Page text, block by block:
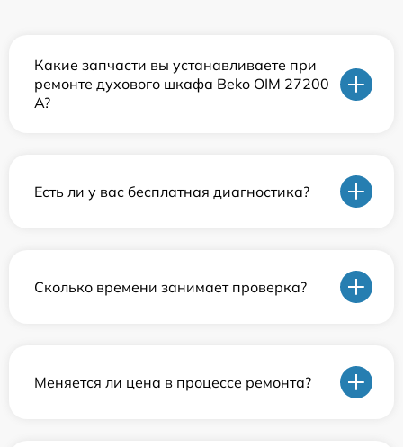
Какие запчасти вы устанавливаете при
ремонте духового шкафа Beko OIM 27200
A?
Есть ли у вас бесплатная диагностика?
Сколько времени занимает проверка?
Меняется ли цена в процессе ремонта?